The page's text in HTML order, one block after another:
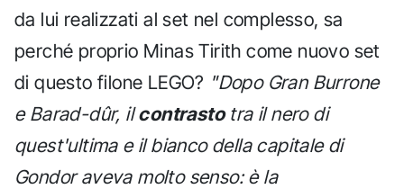
da lui realizzati al set nel complesso, sa
perché proprio Minas Tirith come nuovo set
di questo filone LEGO? "Dopo Gran Burrone
e Barad-dûr, ilcontrastotra il nero di
quest'ultima e il bianco della capitale di
Gondor aveva molto senso: è la